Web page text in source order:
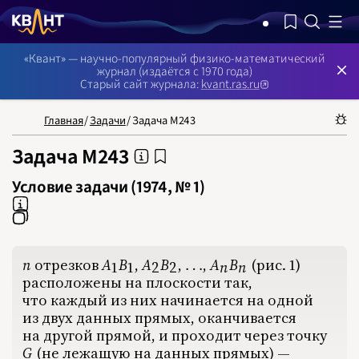
НОМЕРА СТАТЬИ ЗАДАЧИ УКАЗАТЕЛИ РУБРИКАТОРЫ
1970
1971
1972
1973
1974
NB: Сортировка результатов — по релевантности, поиск в номерах
«Квант» — научно-популярный физико-математический
журнал (издаётся с 1970 года)
Старый сайт журнала: kvant.ras.ru
Главная/Задачи/Задача М243
Задача М243
Условие задачи (1974, № 1)
n
n ‍ отрезковA_1B_1
A1B1‍,‍A_2B_2
A2B2‍, \ldots
…‍,‍A_nB_n
AnBn ‍ (рис. 1)
расположены на плоскости так,
что каждый из них начинается на одной
из двух данных прямых, оканчивается
на другой прямой, и проходит через точку
G
G ‍ (не лежащую на данных прямых) —